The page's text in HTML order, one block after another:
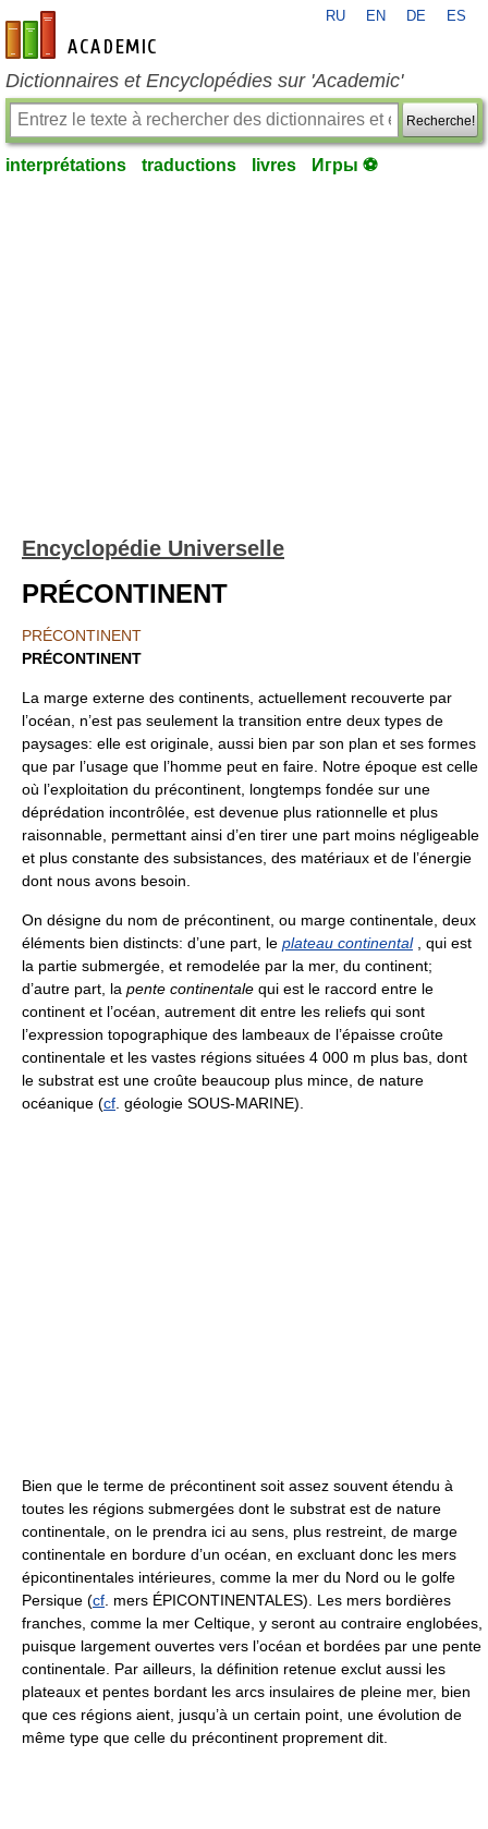
fr-academic.com
RU EN DE ES
Dictionnaires et Encyclopédies sur 'Academic'
Recherche!
interprétations traductions livres Игры ⚽
Encyclopédie Universelle
PRÉCONTINENT
PRÉCONTINENT
PRÉCONTINENT
La marge externe des continents, actuellement recouverte par
l’océan, n’est pas seulement la transition entre deux types de
paysages: elle est originale, aussi bien par son plan et ses formes
que par l’usage que l’homme peut en faire. Notre époque est celle
où l’exploitation du précontinent, longtemps fondée sur une
déprédation incontrôlée, est devenue plus rationnelle et plus
raisonnable, permettant ainsi d’en tirer une part moins négligeable
et plus constante des subsistances, des matériaux et de l’énergie
dont nous avons besoin.
On désigne du nom de précontinent, ou marge continentale, deux
éléments bien distincts: d’une part, le plateau continental, qui est
la partie submergée, et remodelée par la mer, du continent;
d’autre part, la pente continentale qui est le raccord entre le
continent et l’océan, autrement dit entre les reliefs qui sont
l’expression topographique des lambeaux de l’épaisse croûte
continentale et les vastes régions situées 4 000 m plus bas, dont
le substrat est une croûte beaucoup plus mince, de nature
océanique (cf . géologie SOUS-MARINE).
Bien que le terme de précontinent soit assez souvent étendu à
toutes les régions submergées dont le substrat est de nature
continentale, on le prendra ici au sens, plus restreint, de marge
continentale en bordure d’un océan, en excluant donc les mers
épicontinentales intérieures, comme la mer du Nord ou le golfe
Persique (cf . mers ÉPICONTINENTALES). Les mers bordières
franches, comme la mer Celtique, y seront au contraire englobées,
puisque largement ouvertes vers l’océan et bordées par une pente
continentale. Par ailleurs, la définition retenue exclut aussi les
plateaux et pentes bordant les arcs insulaires de pleine mer, bien
que ces régions aient, jusqu’à un certain point, une évolution de
même type que celle du précontinent proprement dit.